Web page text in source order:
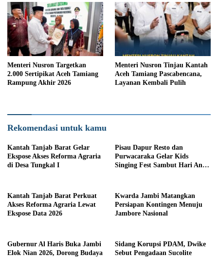
Menteri Nusron Targetkan
2.000 Sertipikat Aceh Tamiang
Rampung Akhir 2026
Menteri Nusron Tinjau Kantah
Aceh Tamiang Pascabencana,
Layanan Kembali Pulih
Rekomendasi untuk kamu
Kantah Tanjab Barat Gelar
Ekspose Akses Reforma Agraria
di Desa Tungkal I
Pisau Dapur Resto dan
Purwacaraka Gelar Kids
Singing Fest Sambut Hari Anak
Kantah Tanjab Barat Perkuat
Akses Reforma Agraria Lewat
Ekspose Data 2026
Kwarda Jambi Matangkan
Persiapan Kontingen Menuju
Jambore Nasional
Gubernur Al Haris Buka Jambi
Elok Nian 2026, Dorong Budaya
Sidang Korupsi PDAM, Dwike
Sebut Pengadaan Sucolite